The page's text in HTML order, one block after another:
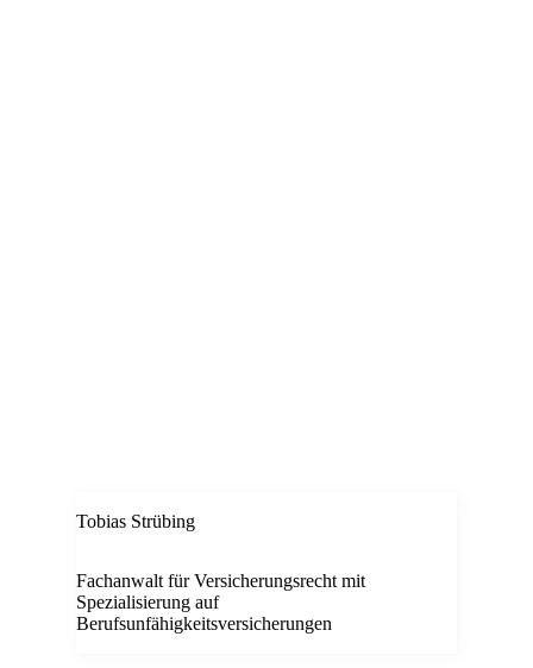
Tobias Strübing
Fachanwalt für Versicherungsrecht mit
Spezialisierung auf
Berufsunfähigkeitsversicherungen